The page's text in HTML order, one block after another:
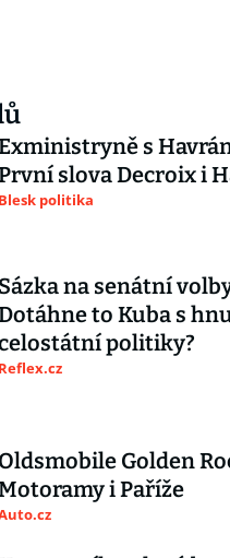
s
slova Decroix i
Blesk politika
Sázka na senátní
to Kuba s
politiky?
Reflex.cz
Oldsmobile Golden
i Paříže